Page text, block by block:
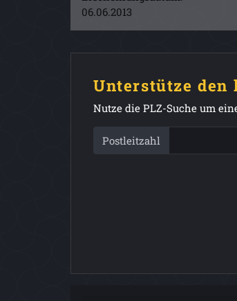
06.06.2013
Unterstütze den
Nutze die PLZ-Suche um
Postleitzahl